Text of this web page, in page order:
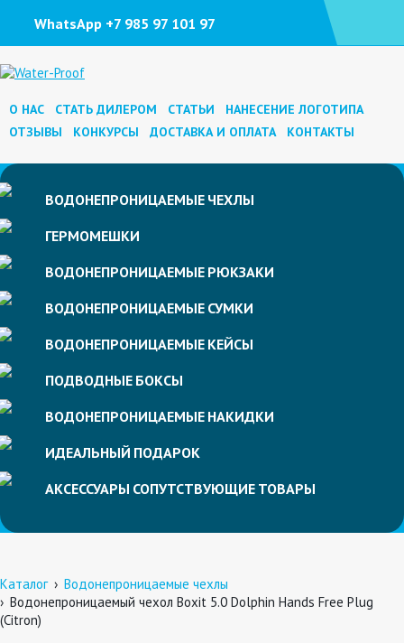
WhatsApp +7 985 97 101 97
О НАС СТАТЬ ДИЛЕРОМ СТАТЬИ
НАНЕСЕНИЕ ЛОГОТИПА
ОТЗЫВЫ
КОНКУРСЫ ДОСТАВКА И ОПЛАТА КОНТАКТЫ
ВОДОНЕПРОНИЦАЕМЫЕ ЧЕХЛЫ
ГЕРМОМЕШКИ
ВОДОНЕПРОНИЦАЕМЫЕ РЮКЗАКИ
ВОДОНЕПРОНИЦАЕМЫЕ СУМКИ
ВОДОНЕПРОНИЦАЕМЫЕ КЕЙСЫ
ПОДВОДНЫЕ БОКСЫ
ВОДОНЕПРОНИЦАЕМЫЕ НАКИДКИ
ИДЕАЛЬНЫЙ ПОДАРОК
АКСЕССУАРЫ СОПУТСТВУЮЩИЕ ТОВАРЫ
Каталог
Водонепроницаемые чехлы
Водонепроницаемый чехол Boxit 5.0 Dolphin Hands Free Plug
(Citron)